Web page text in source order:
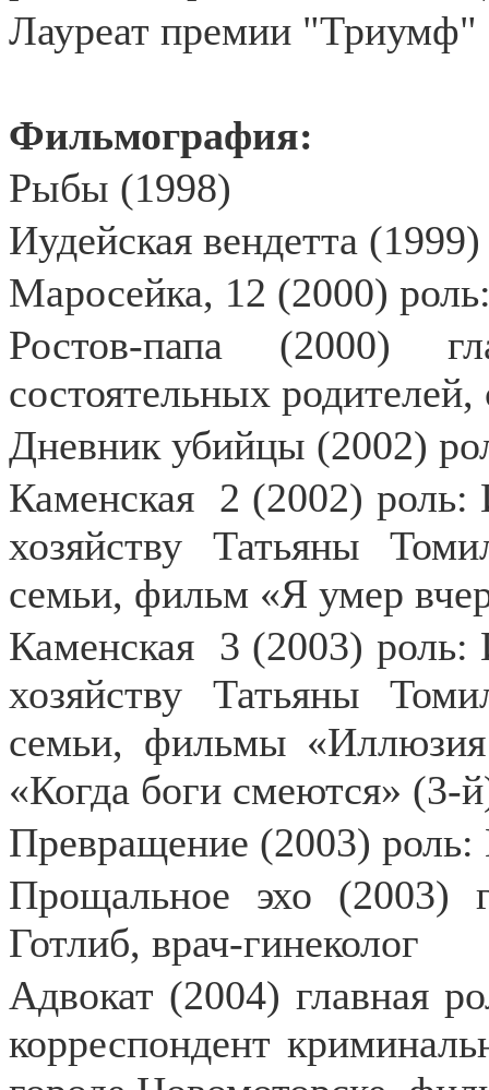
Лауреат премии "Триумф"
Фильмография:
Рыбы (1998)
Иудейская вендетта (1999)
Маросейка, 12 (2000)
Ростов-папа (2000)
состоятельных
Дневник убийцы (2002)
Каменская 2 (2002)
хозяйству Татьяны
семьи, фильм «Я умер
Каменская 3 (2003)
хозяйству Татьяны
семьи, фильмы
«Когда боги смеются» (3-
Превращение (2003) роль:
Прощальное эхо (2003)
Готлиб, врач-гинеколог
Адвокат (2004) главная
корреспондент